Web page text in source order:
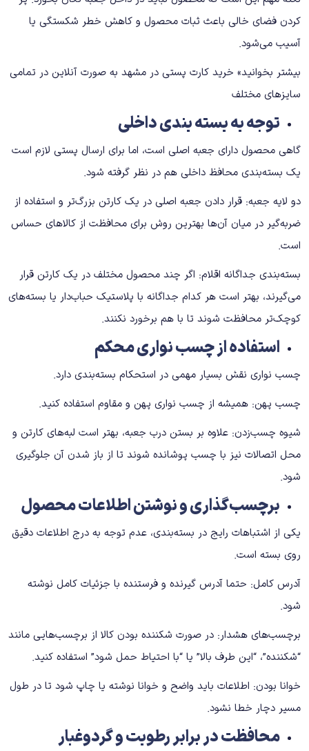
کردن فضای خالی باعث ثبات محصول و کاهش خطر شکستگی یا
آسیب می‌شود.
بیشتر بخوانید» خرید کارت پستی در مشهد به صورت آنلاین در تمامی
سایزهای مختلف
توجه به بسته ‌بندی داخلی
گاهی محصول دارای جعبه اصلی است، اما برای ارسال پستی لازم است
یک بسته‌بندی محافظ داخلی هم در نظر گرفته شود.
دو لایه جعبه: قرار دادن جعبه اصلی در یک کارتن بزرگ‌تر و استفاده از
ضربه‌گیر در میان آن‌ها بهترین روش برای محافظت از کالاهای حساس
است.
بسته‌بندی جداگانه اقلام: اگر چند محصول مختلف در یک کارتن قرار
می‌گیرند، بهتر است هر کدام جداگانه با پلاستیک حباب‌دار یا بسته‌های
کوچک‌تر محافظت شوند تا با هم برخورد نکنند.
استفاده از چسب نواری محکم
چسب نواری نقش بسیار مهمی در استحکام بسته‌بندی دارد.
چسب پهن: همیشه از چسب نواری پهن و مقاوم استفاده کنید.
شیوه چسب‌زدن: علاوه بر بستن درب جعبه، بهتر است لبه‌های کارتن و
محل اتصالات نیز با چسب پوشانده شوند تا از باز شدن آن جلوگیری
شود.
برچسب‌گذاری و نوشتن اطلاعات محصول
یکی از اشتباهات رایج در بسته‌بندی، عدم توجه به درج اطلاعات دقیق
روی بسته است.
آدرس کامل: حتما آدرس گیرنده و فرستنده با جزئیات کامل نوشته
شود.
برچسب‌های هشدار: در صورت شکننده بودن کالا از برچسب‌هایی مانند
“شکننده”، “این طرف بالا” یا “با احتیاط حمل شود” استفاده کنید.
خوانا بودن: اطلاعات باید واضح و خوانا نوشته یا چاپ شود تا در طول
مسیر دچار خطا نشود.
محافظت در برابر رطوبت و گردوغبار